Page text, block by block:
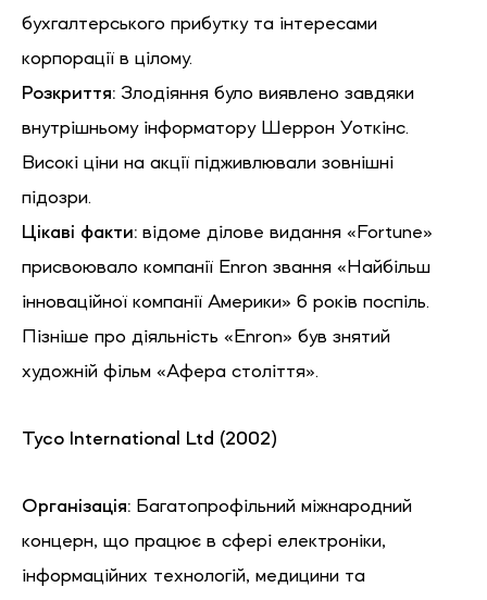
бухгалтерського прибутку та інтересами
корпорації в цілому.
Розкриття: Злодіяння було виявлено завдяки
внутрішньому інформатору Шеррон Уоткінс.
Високі ціни на акції підживлювали зовнішні
підозри.
Цікаві факти: відоме ділове видання «Fortune»
присвоювало компанії Enron звання «Найбільш
інноваційної компанії Америки» 6 років поспіль.
Пізніше про діяльність «Enron» був знятий
художній фільм «Афера століття».
Tyco International Ltd (2002)
Організація: Багатопрофільний міжнародний
концерн, що працює в сфері електроніки,
інформаційних технологій, медицини та